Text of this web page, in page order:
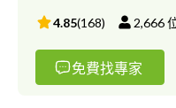
4.85(168) 2,666
免費找專家